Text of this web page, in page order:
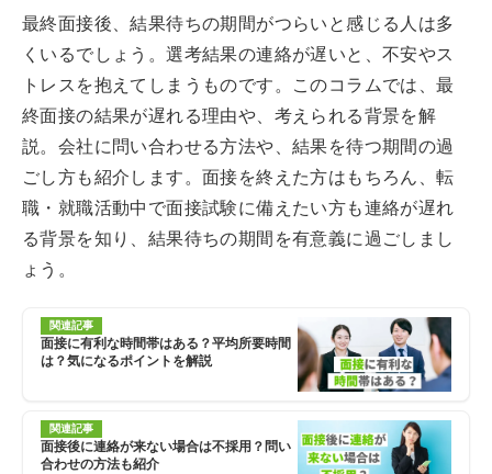
最終面接後、結果待ちの期間がつらいと感じる人は多
くいるでしょう。選考結果の連絡が遅いと、不安やス
トレスを抱えてしまうものです。このコラムでは、最
終面接の結果が遅れる理由や、考えられる背景を解
説。会社に問い合わせる方法や、結果を待つ期間の過
ごし方も紹介します。面接を終えた方はもちろん、転
職・就職活動中で面接試験に備えたい方も連絡が遅れ
る背景を知り、結果待ちの期間を有意義に過ごしまし
ょう。
関連記事
面接に有利な時間帯はある？平均所要時間
は？気になるポイントを解説
関連記事
面接後に連絡が来ない場合は不採用？問い
合わせの方法も紹介